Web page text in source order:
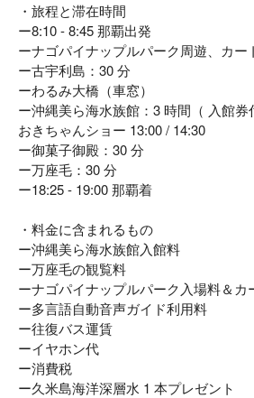
・旅程と滞在時間
ー8:10 - 8:45 那覇出発
ーナゴパイナップルパーク周遊、カー
ー古宇利島：30 分
ーわるみ大橋（車窓）
ー沖縄美ら海水族館：3 時間（ 入館券
おきちゃんショー 13:00 / 14:30
ー御菓子御殿：30 分
ー万座毛：30 分
ー18:25 - 19:00 那覇着
・料金に含まれるもの
ー沖縄美ら海水族館入館料
ー万座毛の観覧料
ーナゴパイナップルパーク入場料＆カ
ー多言語自動音声ガイド利用料
ー往復バス運賃
ーイヤホン代
ー消費税
ー久米島海洋深層水 1 本プレゼント